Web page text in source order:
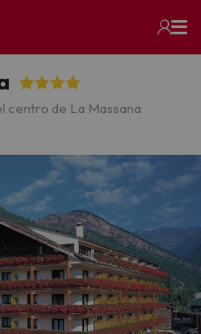
centro de La Massana